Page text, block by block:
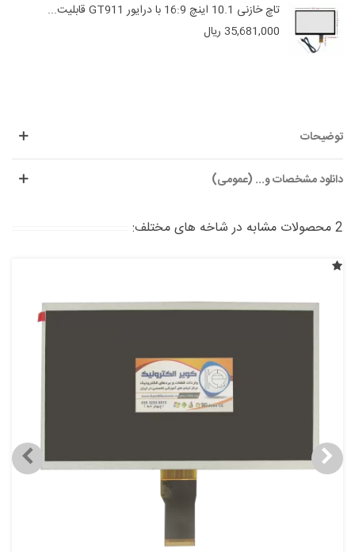
تاچ خازنی 10.1 اینچ 16:9 با درایور GT911 قابلیت...
35,681,000 ریال
توضیحات
دانلود مشخصات و... (عمومی)
2 محصولات مشابه در شاخه های مختلف: